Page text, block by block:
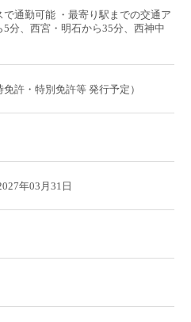
で通勤可能 ・最寄り駅までの交通ア
5分、西宮・明石から35分、西神中
許・特別免許等 発行予定）
年03月31日